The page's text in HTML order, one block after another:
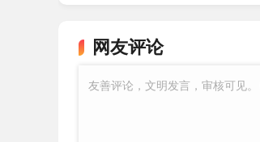
supported on Windows 7 and 8)
网友评论